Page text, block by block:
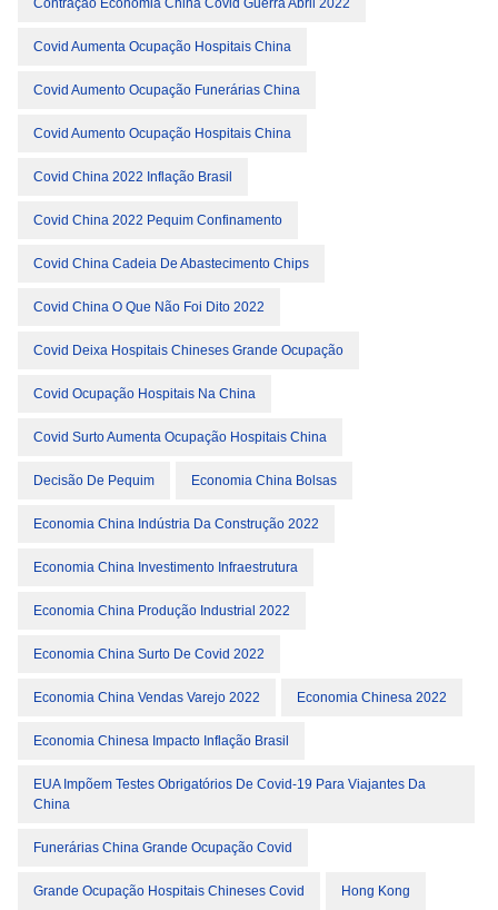
Contração Economia China Covid Guerra Abril 2022
Covid Aumenta Ocupação Hospitais China
Covid Aumento Ocupação Funerárias China
Covid Aumento Ocupação Hospitais China
Covid China 2022 Inflação Brasil
Covid China 2022 Pequim Confinamento
Covid China Cadeia De Abastecimento Chips
Covid China O Que Não Foi Dito 2022
Covid Deixa Hospitais Chineses Grande Ocupação
Covid Ocupação Hospitais Na China
Covid Surto Aumenta Ocupação Hospitais China
Decisão De Pequim Economia China Bolsas
Economia China Indústria Da Construção 2022
Economia China Investimento Infraestrutura
Economia China Produção Industrial 2022
Economia China Surto De Covid 2022
Economia China Vendas Varejo 2022 Economia Chinesa 2022
Economia Chinesa Impacto Inflação Brasil
EUA Impõem Testes Obrigatórios De Covid-19 Para Viajantes Da
China
Funerárias China Grande Ocupação Covid
Grande Ocupação Hospitais Chineses Covid Hong Kong